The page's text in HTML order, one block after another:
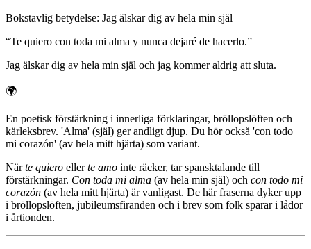
Bokstavlig betydelse: Jag älskar dig av hela min själ
“Te quiero con toda mi alma y nunca dejaré de hacerlo.”
Jag älskar dig av hela min själ och jag kommer aldrig att sluta.
🌍
En poetisk förstärkning i innerliga förklaringar, bröllopslöften och
kärleksbrev. 'Alma' (själ) ger andligt djup. Du hör också 'con todo
mi corazón' (av hela mitt hjärta) som variant.
Närte quiero ellerte amo inte räcker, tar spansktalande till
förstärkningar. Con toda mi alma (av hela min själ) och con todo mi
corazón (av hela mitt hjärta) är vanligast. De här fraserna dyker upp
i bröllopslöften, jubileumsfiranden och i brev som folk sparar i lådor
i årtionden.